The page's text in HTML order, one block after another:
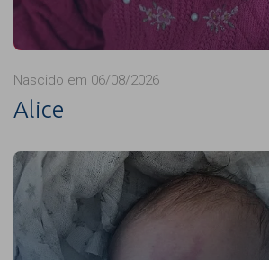
Nascido em 06/08/2026
Alice